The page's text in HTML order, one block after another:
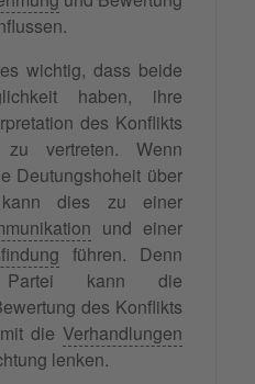
wichtig, dass beide
haben, ihre
des Konflikts
zu vertreten. Wenn
Deutungshoheit über
dies zu einer
und einer
führen. Denn
kann die
des Konflikts
die Verhandlungen
lenken.